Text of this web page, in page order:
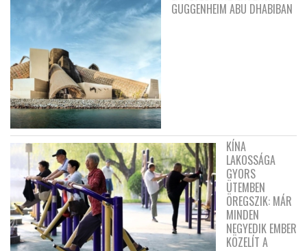
GUGGENHEIM ABU DHABIBAN
KÍNA
LAKOSSÁGA
GYORS
ÜTEMBEN
ÖREGSZIK: MÁR
MINDEN
NEGYEDIK EMBER
KÖZELÍT A